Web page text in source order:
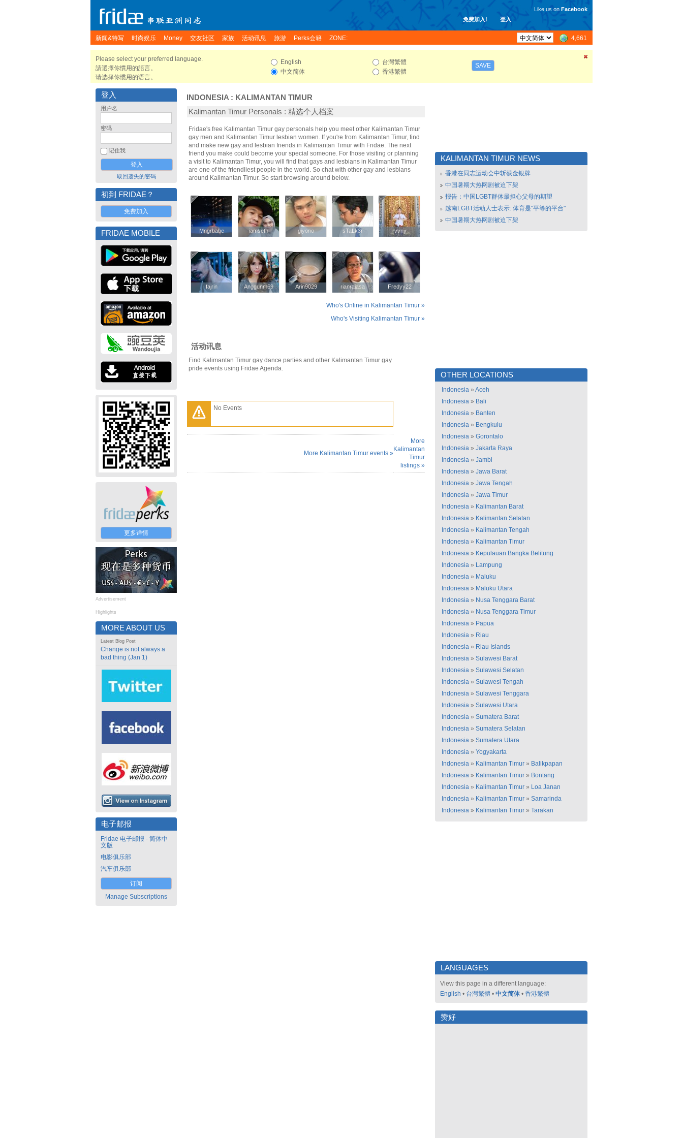
免费加入! 登入
Like us on Facebook
新闻&特写 时尚娱乐 Money 交友社区 家族 活动讯息 旅游 Perks会籍 ZONE: 4,661
Please select your preferred language.
請選擇你慣用的語言。
请选择你惯用的语言。
English
中文简体
台灣繁體
香港繁體
SAVE
登入
用户名
密码
记住我
取回遗失的密码
初到 FRIDAE？
免费加入
FRIDAE MOBILE
更多详情
Advertisement
Highlights
MORE ABOUT US
Latest Blog Post
Change is not always a
bad thing (Jan 1)
电子邮报
Fridae 电子邮报 - 简体中
文版
电影俱乐部
汽车俱乐部
订阅
Manage Subscriptions
INDONESIA : KALIMANTAN TIMUR
Kalimantan Timur Personals : 精选个人档案
Fridae's free Kalimantan Timur gay personals help you meet other Kalimantan Timur
gay men and Kalimantan Timur lesbian women. If you're from Kalimantan Timur, find
and make new gay and lesbian friends in Kalimantan Timur with Fridae. The next
friend you make could become your special someone. For those visiting or planning
a visit to Kalimantan Timur, you will find that gays and lesbians in Kalimantan Timur
are one of the friendliest people in the world. So chat with other gay and lesbians
around Kalimantan Timur. So start browsing around below.
Mngrbabe
Mngrbabe iamseth
iamseth giyono
giyono sTaLk3r
sTaLk3r rvvny
rvvny
fajrin
fajrin Anggunm69
Anggunm69 Arin9029
Arin9029 rianrajasa
rianrajasa Fredyy22
Fredyy22
Who's Online in Kalimantan Timur »
Who's Visiting Kalimantan Timur »
活动讯息
Find Kalimantan Timur gay dance parties and other Kalimantan Timur gay
pride events using Fridae Agenda.
No Events
More Kalimantan Timur events »
More
Kalimantan
Timur
listings »
KALIMANTAN TIMUR NEWS
香港在同志运动会中斩获金银牌
中国暑期大热网剧被迫下架
报告：中国LGBT群体最担心父母的期望
越南LGBT活动人士表示: 体育是"平等的平台"
中国暑期大热网剧被迫下架
OTHER LOCATIONS
Indonesia » Aceh
Indonesia » Bali
Indonesia » Banten
Indonesia » Bengkulu
Indonesia » Gorontalo
Indonesia » Jakarta Raya
Indonesia » Jambi
Indonesia » Jawa Barat
Indonesia » Jawa Tengah
Indonesia » Jawa Timur
Indonesia » Kalimantan Barat
Indonesia » Kalimantan Selatan
Indonesia » Kalimantan Tengah
Indonesia » Kalimantan Timur
Indonesia » Kepulauan Bangka Belitung
Indonesia » Lampung
Indonesia » Maluku
Indonesia » Maluku Utara
Indonesia » Nusa Tenggara Barat
Indonesia » Nusa Tenggara Timur
Indonesia » Papua
Indonesia » Riau
Indonesia » Riau Islands
Indonesia » Sulawesi Barat
Indonesia » Sulawesi Selatan
Indonesia » Sulawesi Tengah
Indonesia » Sulawesi Tenggara
Indonesia » Sulawesi Utara
Indonesia » Sumatera Barat
Indonesia » Sumatera Selatan
Indonesia » Sumatera Utara
Indonesia » Yogyakarta
Indonesia » Kalimantan Timur » Balikpapan
Indonesia » Kalimantan Timur » Bontang
Indonesia » Kalimantan Timur » Loa Janan
Indonesia » Kalimantan Timur » Samarinda
Indonesia » Kalimantan Timur » Tarakan
LANGUAGES
View this page in a different language:
English • 台灣繁體 • 中文简体 • 香港繁體
赞好